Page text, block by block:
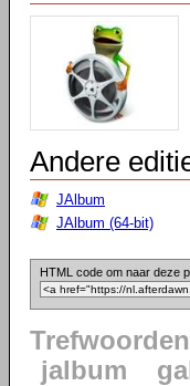
Andere
JAlbum
JAlbum (64-bit)
HTML code om naar deze
jalbum